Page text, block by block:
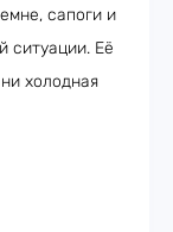
сапоги и
ситуации. Её
холодная